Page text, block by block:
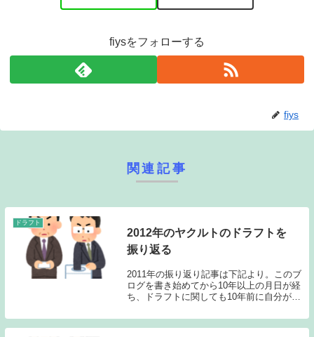
fiysをフォローする
fiys
関連記事
ドラフト
2012年のヤクルトのドラフトを
振り返る
2011年の振り返り記事は下記より。このブ
ログを書き始めてから10年以上の月日が経
ち、ドラフトに関しても10年前に自分がど
出来るようになった。こういった記事を書
くことが出来るのが、長年ブログを書き続